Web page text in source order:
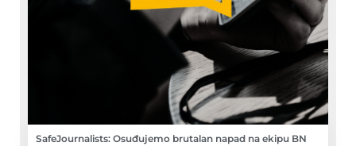
SafeJournalists: Osuđujemo brutalan napad na ekipu BN